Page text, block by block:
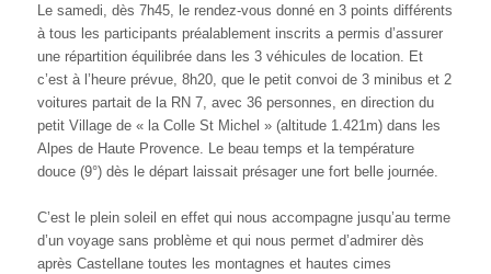
Le samedi, dès 7h45, le rendez-vous donné en 3 points différents
à tous les participants préalablement inscrits a permis d’assurer
une répartition équilibrée dans les 3 véhicules de location. Et
c’est à l’heure prévue, 8h20, que le petit convoi de 3 minibus et 2
voitures partait de la RN 7, avec 36 personnes, en direction du
petit Village de « la Colle St Michel » (altitude 1.421m) dans les
Alpes de Haute Provence. Le beau temps et la température
douce (9°) dès le départ laissait présager une fort belle journée.
C’est le plein soleil en effet qui nous accompagne jusqu’au terme
d’un voyage sans problème et qui nous permet d’admirer dès
après Castellane toutes les montagnes et hautes cimes